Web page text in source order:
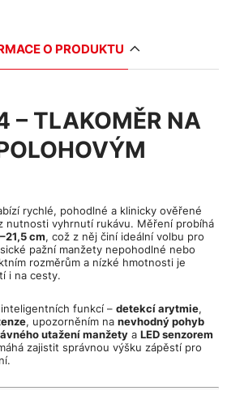
O PRODUKTU
– TLAKOMĚR NA
rychlé, pohodlné a klinicky ověřené
nutnosti vyhrnutí rukávu. Měření probíhá
cm, což z něj činí ideální volbu pro
pažní manžety nepohodlné nebo
rozměrům a nízké hmotnosti je
i na cesty.
funkcí – detekcí arytmie,
, upozorněním na nevhodný pohyb
utažení manžety a LED senzorem
zajistit správnou výšku zápěstí pro